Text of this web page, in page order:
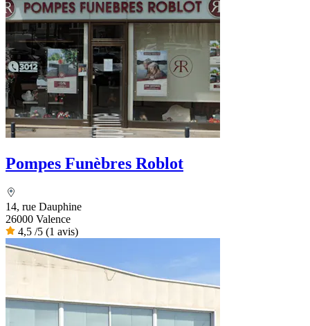
Pompes Funèbres Roblot
14, rue Dauphine
26000 Valence
4,5 /5 (1 avis)